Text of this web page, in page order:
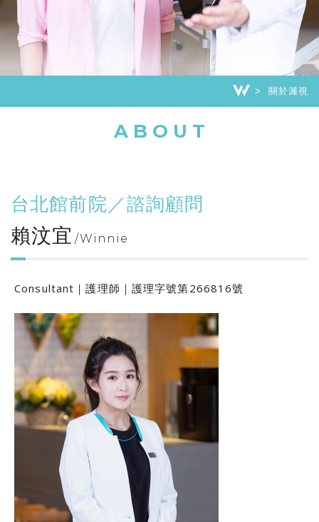
關於濰視
ABOUT
台北館前院／諮詢顧問
賴汶宜 Winnie
Consultant｜護理師｜護理字號第266816號